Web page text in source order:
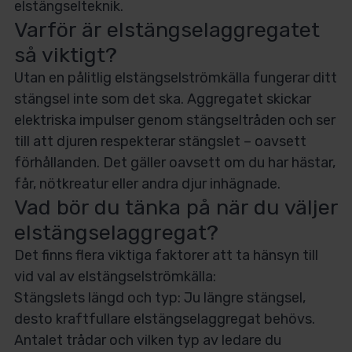
elstängselteknik.
Varför är elstängselaggregatet
så viktigt?
Utan en pålitlig elstängselströmkälla fungerar ditt
stängsel inte som det ska. Aggregatet skickar
elektriska impulser genom stängseltråden och ser
till att djuren respekterar stängslet – oavsett
förhållanden. Det gäller oavsett om du har hästar,
får, nötkreatur eller andra djur inhägnade.
Vad bör du tänka på när du väljer
elstängselaggregat?
Det finns flera viktiga faktorer att ta hänsyn till
vid val av elstängselströmkälla:
Stängslets längd och typ: Ju längre stängsel,
desto kraftfullare elstängselaggregat behövs.
Antalet trådar och vilken typ av ledare du